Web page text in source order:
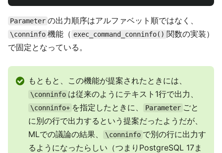
Parameter の出力順序はアルファベット順ではなく、
\conninfo 機能（ exec_command_conninfo() 関数の実装）
で固定となっている。
もともと、この機能が提案されたときには、
\conninfo は従来のようにテキスト1行で出力、
\conninfo+ を指定したときに、 Parameter ごと
に別の行で出力するという提案だったようだが、
MLでの議論の結果、
\conninfo で別の行に出力す
るようになったらしい（つまりPostgreSQL 17ま